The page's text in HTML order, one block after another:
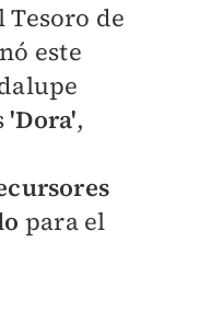
de
este
'Dora',
para el